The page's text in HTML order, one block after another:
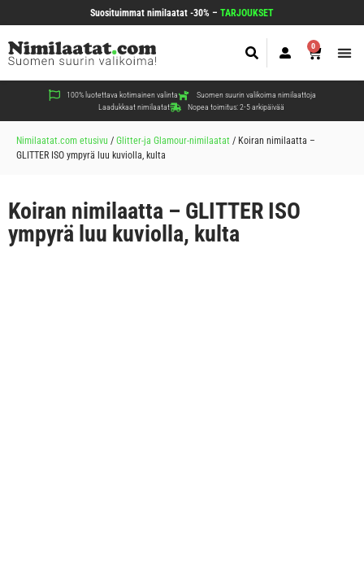
Suosituimmat nimilaatat -30% – TARJOUKSET
0
100% luotettava kotimainen valinta
Suomen suurin valikoima nimilaattoja
Laadukkaat nimilaatat
Nopea toimitus: 2-5 arkipäivää
Nimilaatat.com etusivu / Glitter-ja Glamour-nimilaatat / Koiran nimilaatta –
GLITTER ISO ympyrä luu kuviolla, kulta
Koiran nimilaatta – GLITTER ISO
ympyrä luu kuviolla, kulta